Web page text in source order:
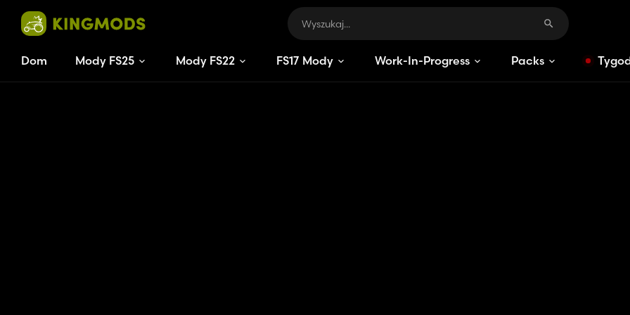
Dom Mody FS25 Mody FS22 FS17 Mody Work-In-Progress Packs